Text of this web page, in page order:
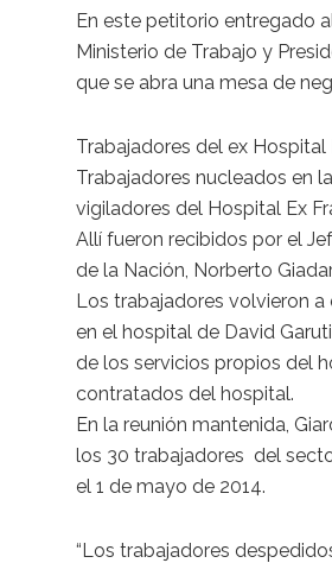
En este petitorio entregado
Ministerio de Trabajo y
que se abra una mesa de
Trabajadores del ex
Trabajadores nucleados en
vigiladores del Hospital Ex
Allí fueron recibidos por el
de la Nación, Norberto
Los trabajadores volvieron
en el hospital de David
de los servicios propios del
contratados del hospital.
En la reunión mantenida,
los 30 trabajadores del
el 1 de mayo de 2014.
“Los trabajadores